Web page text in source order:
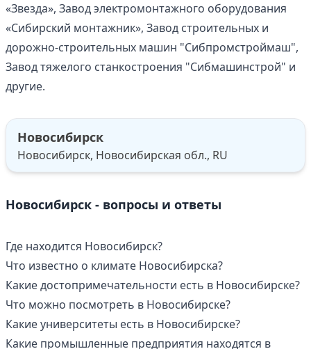
«Звезда», Завод электромонтажного оборудования
«Сибирский монтажник», Завод строительных и
дорожно-строительных машин "Сибпромстроймаш",
Завод тяжелого станкостроения "Сибмашинстрой" и
другие.
Новосибирск
Новосибирск, Новосибирская обл., RU
Новосибирск - вопросы и ответы
Где находится Новосибирск?
Что известно о климате Новосибирска?
Какие достопримечательности есть в Новосибирске?
Что можно посмотреть в Новосибирске?
Какие университеты есть в Новосибирске?
Какие промышленные предприятия находятся в